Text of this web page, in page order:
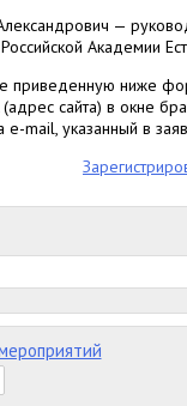
—
Академии
приведенную ниже
(адрес сайта) в окне
mail, указанный в